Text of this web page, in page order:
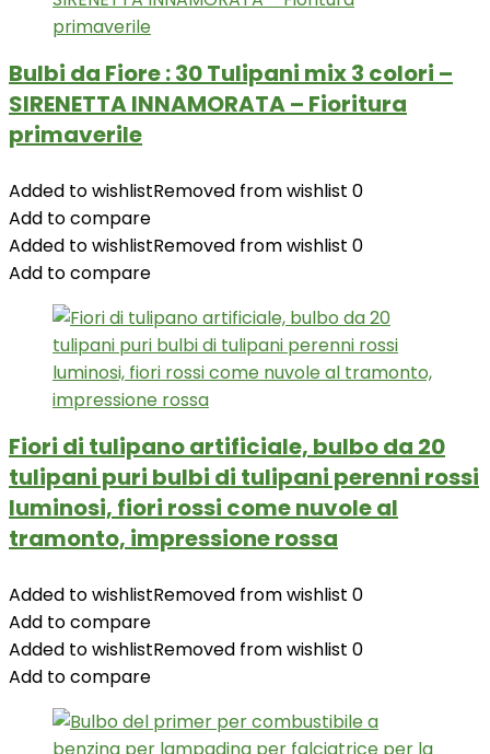
Bulbi da Fiore : 30 Tulipani mix 3 colori –
SIRENETTA INNAMORATA – Fioritura
primaverile
Added to wishlistRemoved from wishlist 0
Add to compare
Added to wishlistRemoved from wishlist 0
Add to compare
Fiori di tulipano artificiale, bulbo da 20
tulipani puri bulbi di tulipani perenni rossi
luminosi, fiori rossi come nuvole al
tramonto, impressione rossa
Added to wishlistRemoved from wishlist 0
Add to compare
Added to wishlistRemoved from wishlist 0
Add to compare